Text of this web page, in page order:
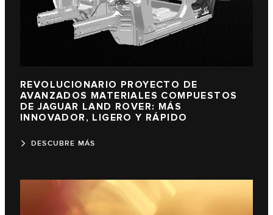
REVOLUCIONARIO PROYECTO DE
AVANZADOS MATERIALES COMPUESTOS
DE JAGUAR LAND ROVER: MÁS
INNOVADOR, LIGERO Y RÁPIDO
DESCUBRE MÁS